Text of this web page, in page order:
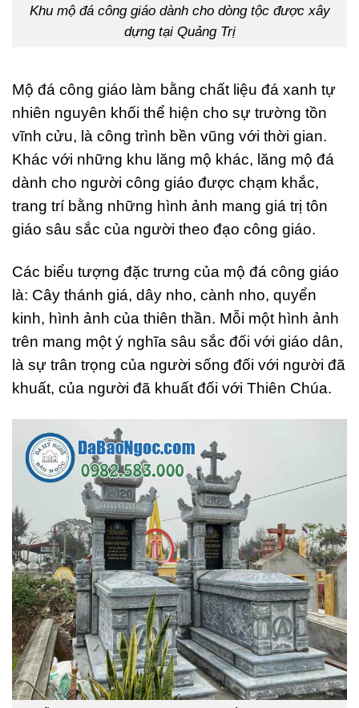
Khu mộ đá công giáo dành cho dòng tộc được xây
dựng tại Quảng Trị
Mộ đá công giáo làm bằng chất liệu đá xanh tự
nhiên nguyên khối thể hiện cho sự trường tồn
vĩnh cửu, là công trình bền vũng với thời gian.
Khác với những khu lăng mộ khác, lăng mộ đá
dành cho người công giáo được chạm khắc,
trang trí bằng những hình ảnh mang giá trị tôn
giáo sâu sắc của người theo đạo công giáo.
Các biểu tượng đặc trưng của mộ đá công giáo
là: Cây thánh giá, dây nho, cành nho, quyển
kinh, hình ảnh của thiên thần. Mỗi một hình ảnh
trên mang một ý nghĩa sâu sắc đối với giáo dân,
là sự trân trọng của người sống đối với người đã
khuất, của người đã khuất đối với Thiên Chúa.